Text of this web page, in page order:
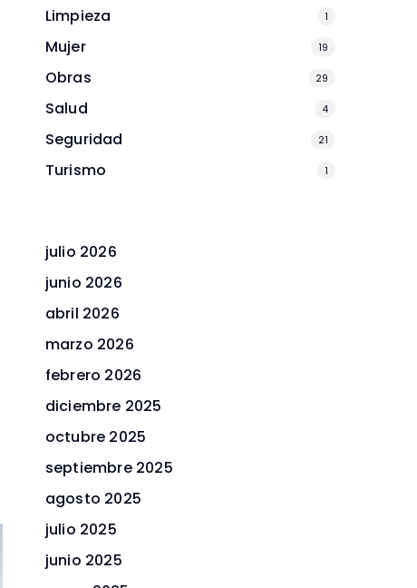
Limpieza 1
Mujer 19
Obras 29
Salud 4
Seguridad 21
Turismo 1
julio 2026
junio 2026
abril 2026
marzo 2026
febrero 2026
diciembre 2025
octubre 2025
septiembre 2025
agosto 2025
julio 2025
junio 2025